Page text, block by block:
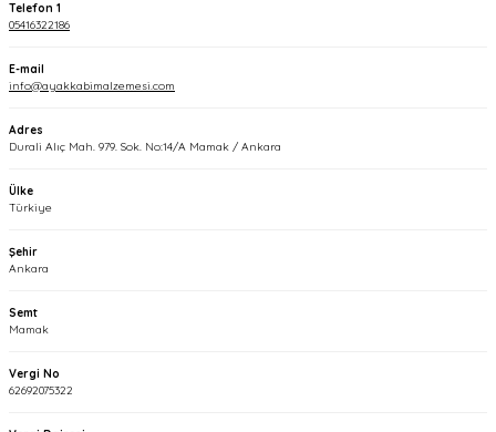
Telefon 1
05416322186
E-mail
info@ayakkabimalzemesi.com
Adres
Durali Alıç Mah. 979. Sok. No:14/A Mamak / Ankara
Ülke
Türkiye
Şehir
Ankara
Semt
Mamak
Vergi No
62692075322